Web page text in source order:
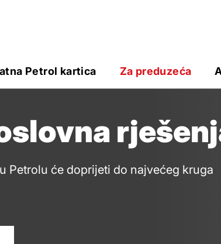
Petrol kartica Za preduzeća
Petrolu će doprijeti do najvećeg kruga